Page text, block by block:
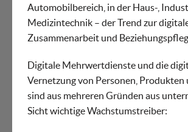
Automobilbereich, in der Haus-,
Medizintechnik – der Trend zur
Zusammenarbeit und
Digitale Mehrwertdienste und die
Vernetzung von Personen, Produkten
sind aus mehreren Gründen aus
Sicht wichtige Wachstumstreiber: